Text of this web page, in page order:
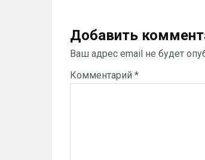
Добавить
Ваш адрес email не будет
Комментарий *